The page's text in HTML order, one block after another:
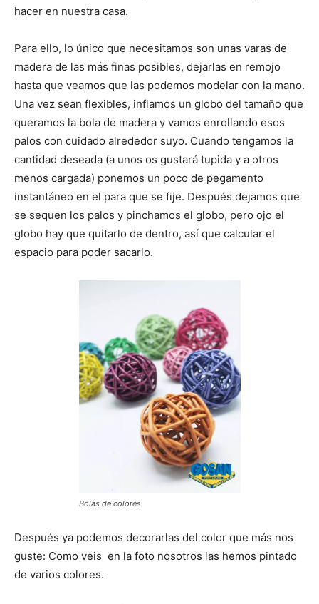
hacer en nuestra casa.
Para ello, lo único que necesitamos son unas varas de
madera de las más finas posibles, dejarlas en remojo
hasta que veamos que las podemos modelar con la mano.
Una vez sean flexibles, inflamos un globo del tamaño que
queramos la bola de madera y vamos enrollando esos
palos con cuidado alrededor suyo. Cuando tengamos la
cantidad deseada (a unos os gustará tupida y a otros
menos cargada) ponemos un poco de pegamento
instantáneo en el para que se fije. Después dejamos que
se sequen los palos y pinchamos el globo, pero ojo el
globo hay que quitarlo de dentro, así que calcular el
espacio para poder sacarlo.
Bolas de colores
Después ya podemos decorarlas del color que más nos
guste: Como veis en la foto nosotros las hemos pintado
de varios colores.